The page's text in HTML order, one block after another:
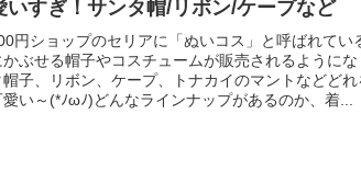
いすぎ！サンタ帽/リボン/ケープなど
円ショップのセリアに「ぬいコス」と呼ばれてい
かぶせる帽子やコスチュームが販売されるように
帽子、リボン、ケープ、トナカイのマントなどどれ
愛い～(*ﾉωﾉ)どんなラインナップがあるのか、着...